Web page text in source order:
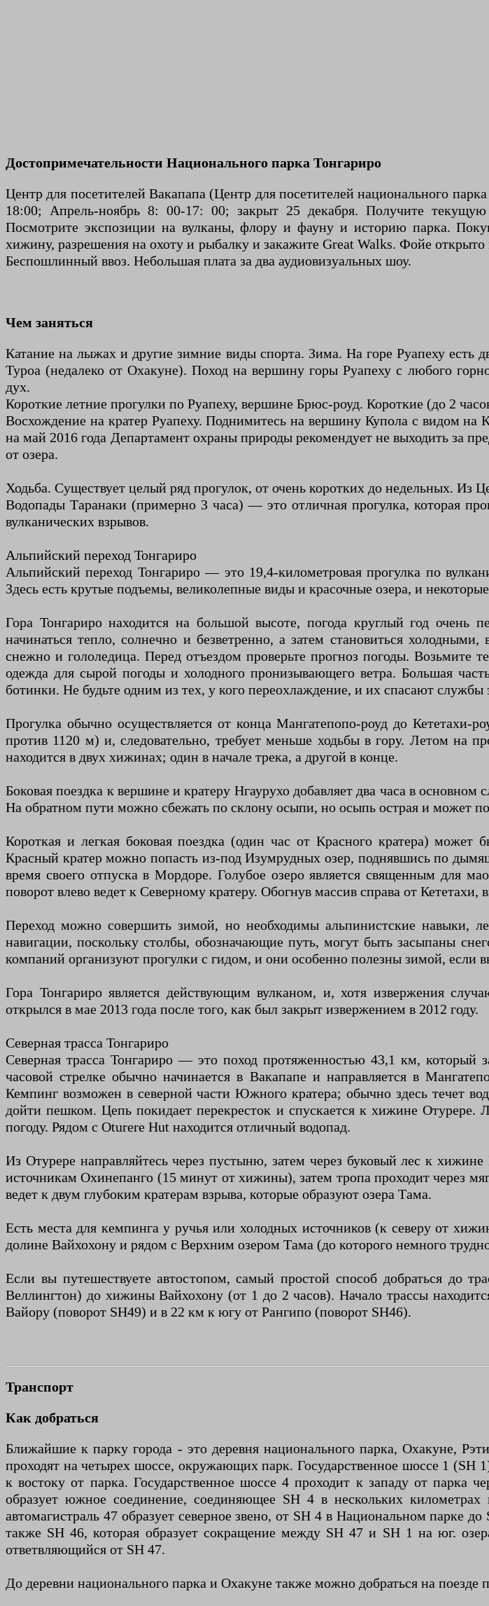
Достопримечательности Национального парка Тонгариро
Центр для посетителей Вакапапа (Центр для посетителей национального
18:00; Апрель-ноябрь 8: 00-17: 00; закрыт 25 декабря. Получите
Посмотрите экспозиции на вулканы, флору и фауну и историю парка.
хижину, разрешения на охоту и рыбалку и закажите Great Walks. Фойе открыто
Беспошлинный ввоз. Небольшая плата за два аудиовизуальных шоу.
Чем заняться
Катание на лыжах и другие зимние виды спорта. Зима. На горе Руапеху есть
Туроа (недалеко от Охакуне). Поход на вершину горы Руапеху с любого
дух.
Короткие летние прогулки по Руапеху, вершине Брюс-роуд. Короткие (до 2
Восхождение на кратер Руапеху. Поднимитесь на вершину Купола с видом
на май 2016 года Департамент охраны природы рекомендует не выходить за
от озера.
Ходьба. Существует целый ряд прогулок, от очень коротких до недельных. Из
Водопады Таранаки (примерно 3 часа) — это отличная прогулка, которая
вулканических взрывов.
Альпийский переход Тонгариро
Альпийский переход Тонгариро — это 19,4-километровая прогулка по
Здесь есть крутые подъемы, великолепные виды и красочные озера, и
Гора Тонгариро находится на большой высоте, погода круглый год
начинаться тепло, солнечно и безветренно, а затем становиться
снежно и гололедица. Перед отъездом проверьте прогноз погоды.
одежда для сырой погоды и холодного пронизывающего ветра. Большая
ботинки. Не будьте одним из тех, у кого переохлаждение, и их спасают
Прогулка обычно осуществляется от конца Мангатепопо-роуд до Кететахи-
против 1120 м) и, следовательно, требует меньше ходьбы в гору. Летом на
находится в двух хижинах; один в начале трека, а другой в конце.
Боковая поездка к вершине и кратеру Нгаурухо добавляет два часа в
На обратном пути можно сбежать по склону осыпи, но осыпь острая и может
Короткая и легкая боковая поездка (один час от Красного кратера)
Красный кратер можно попасть из-под Изумрудных озер, поднявшись по
время своего отпуска в Мордоре. Голубое озеро является священным для
поворот влево ведет к Северному кратеру. Обогнув массив справа от
Переход можно совершить зимой, но необходимы альпинистские навыки,
навигации, поскольку столбы, обозначающие путь, могут быть засыпаны
компаний организуют прогулки с гидом, и они особенно полезны зимой, если
Гора Тонгариро является действующим вулканом, и, хотя извержения
открылся в мае 2013 года после того, как был закрыт извержением в 2012 году.
Северная трасса Тонгариро
Северная трасса Тонгариро — это поход протяженностью 43,1 км,
часовой стрелке обычно начинается в Вакапапе и направляется в
Кемпинг возможен в северной части Южного кратера; обычно здесь течет
дойти пешком. Цепь покидает перекресток и спускается к хижине
погоду. Рядом с Oturere Hut находится отличный водопад.
Из Отурере направляйтесь через пустыню, затем через буковый лес к
источникам Охинепанго (15 минут от хижины), затем тропа проходит через
ведет к двум глубоким кратерам взрыва, которые образуют озера Тама.
Есть места для кемпинга у ручья или холодных источников (к северу от
долине Вайхохону и рядом с Верхним озером Тама (до которого немного
Если вы путешествуете автостопом, самый простой способ добраться до
Веллингтон) до хижины Вайхохону (от 1 до 2 часов). Начало трассы
Вайору (поворот SH49) и в 22 км к югу от Рангипо (поворот SH46).
Транспорт
Как добраться
Ближайшие к парку города - это деревня национального парка, Охакуне,
проходят на четырех шоссе, окружающих парк. Государственное шоссе 1
к востоку от парка. Государственное шоссе 4 проходит к западу от парка
образует южное соединение, соединяющее SH 4 в нескольких
автомагистраль 47 образует северное звено, от SH 4 в Национальном парке
также SH 46, которая образует сокращение между SH 47 и SH 1 на юг.
ответвляющийся от SH 47.
До деревни национального парка и Охакуне также можно добраться на